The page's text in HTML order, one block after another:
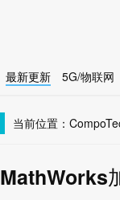
最新更新 5G/物联网
当前位置：
MathWorks